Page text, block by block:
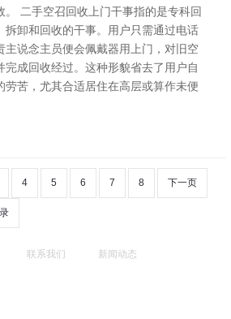
。 二手空召回收上门干事指的是专科回
拆卸和回收的干事。用户只需通过电话
主说念主员便会佩戴器用上门，对旧空
完成回收经过。这种形貌省去了用户自
劳苦，尤其合适居住在高层或算作未便
4 5 6 7 8 下一页
联系我们 新闻动态